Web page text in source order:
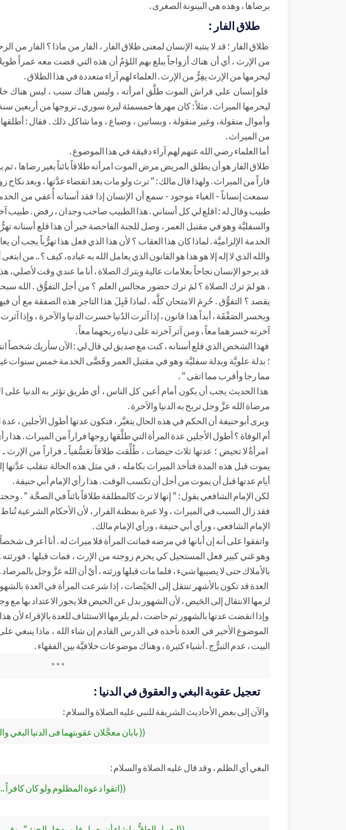
برضاها ، وهذه هي البينونة الصغرى .
طلاق الفار :
طلاق الفار ؛ قد لا ينتبه الإنسان لمعنى طلاق الفار ، الفار من ماذا ؟ الفار من
من الإرث ، أي أن هناك أزواجاً يبلغ بهم اللؤمُ أن هذه التي قضت معه عمراً
ليحرمها من الإرث يفِرُّ من الإرث . العلماء لهم آراء متعددة في هذا الطلاق .
فلو إنسان على فراش الموت طلَّق امرأته ، وليس هناك سبب ، ليس هناك
ليحرمها الميراث . مثلاً : كان مهرها خمسمئة ليرة سوري ـ تزوجها من أربعين
وأموال منقولة، وغير منقولة ، وبساتين ، وضياع ، وما شاكل ذلك . فقال :
من الميراث .
أما العلماء رضي الله عنهم لهم آراء دقيقة في هذا الموضوع .
طلاق الفار هو أن يطلق المريض مرض الموت امرأته طلاقاً بائناً بغير رضاها ،
فاراً من الميراث . ولهذا قال مالك : " ترث ولو مات بعد انقضاء عدَّتها ، وبعد
سمعت إنساناً - الغباء موجود - سمع أن الإنسان إذا فقد أسنانه أُعفي من
طبيب وقال له : اقلع لي كل أسناني . هذا الطبيب صاحب وجدان ، رفض . طبيب آخر
والسفليَّة وهو في مقتبل العمر ، وصل للجنة الفاحصة خبر أن هذا قلع أسنانه
الخدمة الإلزاميَّة . لماذا كان هذا العقاب ؟ لأن هذا الذي فعل هذا تهرُّباً يجب
والله الذي لا إله إلا هو هذا هو القانون الذي يعامل الله به عباده، كيف ؟ .. من
قد يرجو الإنسان نجاحاً بعلامات عالية ويترك الصلاة ، أنا ما عندي وقت
، هو لمَ ترك الصلاة ؟ لمَ ترك حضور مجالس العلم ؟ من أجل التفوُّق . الله
يقصد ؟ التفوُّق . حُرِمَ الامتحان كلَّه . لماذا قَبِلَ هذا التاجر هذه الصفقة مع أن
ويخسر الصَفْقَة ، أبداً هذا قانون ، إذا آثرت الدُنيا خسرت الدنيا والآخرة ، وإذا
آخرته خسرهما معاً ، ومن آثر آخرته على دنياه ربحهما معاً .
فهذا الشخص الذي قلع أسنانه ، كنت مع صديق لي قال لي : الآن سأريك شخصاً
؛ بدلة علويَّة وبدلة سفليَّة وهو في مقتبل العمر وقَضَّى الخدمة خمس سنوات
مما رجا وأقرب مما اتقى " .
هذا الحديث يجب أن يكون أمام أعين كل الناس ، أي طريق تؤثر به الدنيا على
مرضاة الله عزَّ وجل تربح به الدنيا والآخرة .
ويرى أبو حنيفة أن الحكم في هذه الحال يتغيَّر ، فتكون عدتها أطول الأجلين ،
أم الوفاة ؟ أطول الأجلين عدة المرأة التي طلَّقها زوجها فراراً من الميراث . هذا
امرأةٌ لا تحيض ؛ عدتها ثلاث حيضات ، طُلِّقت طلاقاً تعَسُّفياً ـ فراراً من الإرث
يموت قبل هذه المدة فتأخذ الميراث بكامله ، في مثل هذه الحالة تنقلب
أيام عدتها قبل أن يموت من أجل أن تكسب الوقت . هذا رأي الإمام أبي حنيفة .
لكن الإمام الشافعي يقول : " إنها لا ترث كالمطلقة طلاقاً بائناً في الصحَّة " .
فقد زال السبب في الميراث ، ولا عبرة بمظنة الفرار ، لأن الأحكام الشرعية تُناط
الإمام الشافعي ، ورأي أبي حنيفة ، ورأي الإمام مالك .
واتفقوا على أنه إن أبانها في مرضه فماتت المرأة فلا ميراث له . أنا أعرف
وهو غني كبير فعل المستحيل كي يحرم زوجته من الإرث ، فمات قبلها ،
بالأملاك حتى لا يصيبها شيء ، فلما مات قبلها ورثته ، أيْ أن الله عزَّ وجل بالمرصاد .
العدة قد تكون بالأشهر تنتقل إلى الحَيْضات ، إذا شرعت المرأة في العدة
لزمها الانتقال إلى الحَيض ، لأن الشهور بدل عن الحيض فلا يجوز الاعتداد بها مع
وإذا انقضت عدتها بالشهور ثم حاضت ، لم يلزمها الاستئناف للعدة بالإقراء لأن
الموضوع الأخير في العدة نأخذه في الدرس القادم إن شاء الله ، ماذا ينبغي
البيت ، عدم التبرُّج . أشياء كثيرة ، وهناك موضوعات خلافيَّة بين الفقهاء .
* * *
تعجيل عقوبة البغي و العقوق في الدنيا :
والآن إلى بعض الأحاديث الشريفة للنبي عليه الصلاة والسلام :
(( بابان معجَّلان عقوبتهما فى الدنيا البغي
البغي أي الظلم ، وقد قال عليه الصلاة والسلام :
((اتقوا دعوة المظلوم ولو كان كافراً